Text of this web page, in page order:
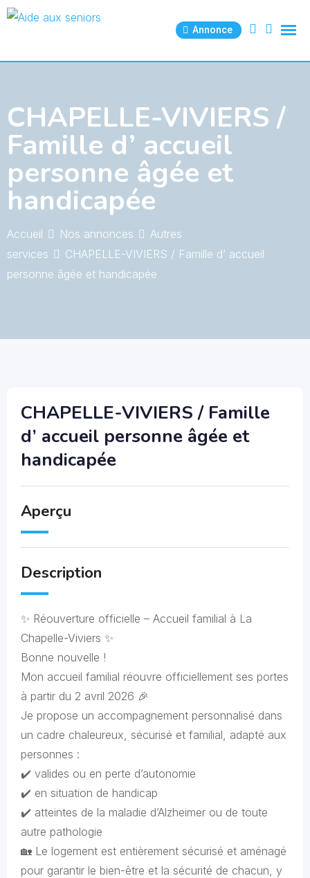
Skip
Annonce
CHAPELLE-VIVIERS /
Famille d’ accueil
personne âgée et
handicapée
Accueil Nos annonces
Autres
services
CHAPELLE-VIVIERS / Famille d’ accueil
personne âgée et handicapée
CHAPELLE-VIVIERS / Famille
d’ accueil personne âgée et
handicapée
Aperçu
Description
✨ Réouverture officielle – Accueil familial à La
Chapelle-Viviers ✨
Bonne nouvelle !
Mon accueil familial réouvre officiellement ses portes
à partir du 2 avril 2026 🎉
Je propose un accompagnement personnalisé dans
un cadre chaleureux, sécurisé et familial, adapté aux
personnes :
✔️ valides ou en perte d’autonomie
✔️ en situation de handicap
✔️ atteintes de la maladie d’Alzheimer ou de toute
autre pathologie
🏡 Le logement est entièrement sécurisé et aménagé
pour garantir le bien-être et la sécurité de chacun, y